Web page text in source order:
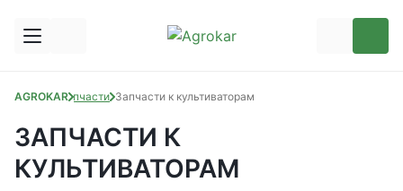
AGROKARЗапчасти Запчасти к культиваторам
ЗАПЧАСТИ К
КУЛЬТИВАТОРАМ